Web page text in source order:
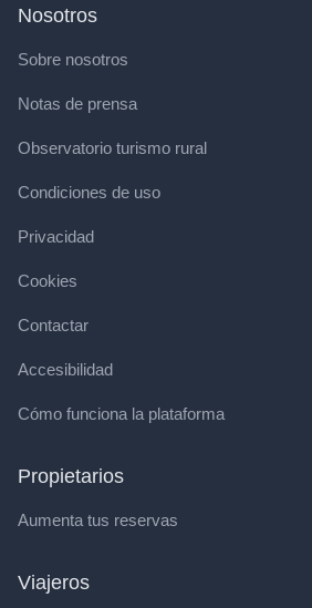
Nosotros
Sobre nosotros
Notas de prensa
Observatorio turismo rural
Condiciones de uso
Privacidad
Cookies
Contactar
Accesibilidad
Cómo funciona la plataforma
Propietarios
Aumenta tus reservas
Viajeros